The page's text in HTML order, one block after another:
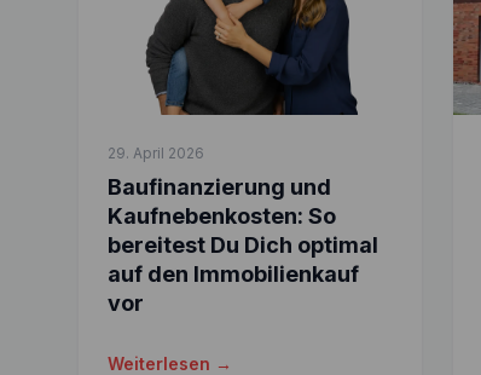
29. April 2026
Baufinanzierung und
Kaufnebenkosten: So
bereitest Du Dich optimal
auf den Immobilienkauf
vor
Weiterlesen →